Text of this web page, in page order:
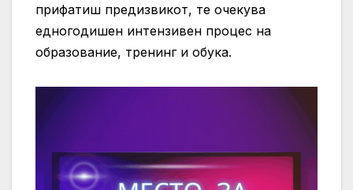
прифатиш предизвикот, те очекува
едногодишен интензивен процес на
образование, тренинг и обука.